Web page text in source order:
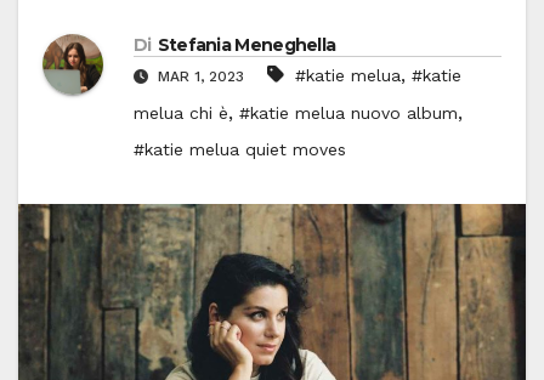
Di Stefania Meneghella
MAR 1, 2023 #katie melua, #katie
melua chi è, #katie melua nuovo album,
#katie melua quiet moves